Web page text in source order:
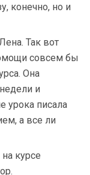
конечно, но и
Так вот
совсем бы
Она
и
урока писала
а все ли
курсе